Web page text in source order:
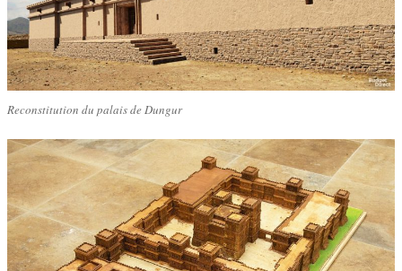
Reconstitution du palais de Dungur